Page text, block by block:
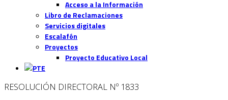
Acceso a la Información
Libro de Reclamaciones
Servicios digitales
Escalafón
Proyectos
Proyecto Educativo Local
RESOLUCIÓN DIRECTORAL Nº 1833